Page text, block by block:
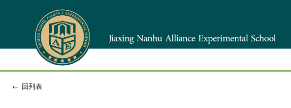
← 回列表